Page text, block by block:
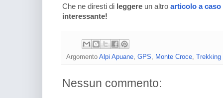
Che ne diresti di leggere un altro articolo a caso
interessante!
Argomento Alpi Apuane GPS Monte Croce Trekking
Nessun commento: